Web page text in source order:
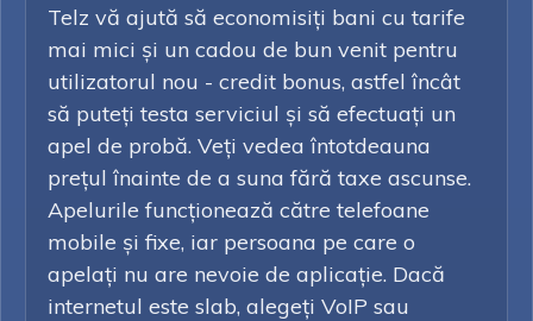
Telz vă ajută să economisiți bani cu tarife
mai mici și un cadou de bun venit pentru
utilizatorul nou - credit bonus, astfel încât
să puteți testa serviciul și să efectuați un
apel de probă. Veți vedea întotdeauna
prețul înainte de a suna fără taxe ascunse.
Apelurile funcționează către telefoane
mobile și fixe, iar persoana pe care o
apelați nu are nevoie de aplicație. Dacă
internetul este slab, alegeți VoIP sau